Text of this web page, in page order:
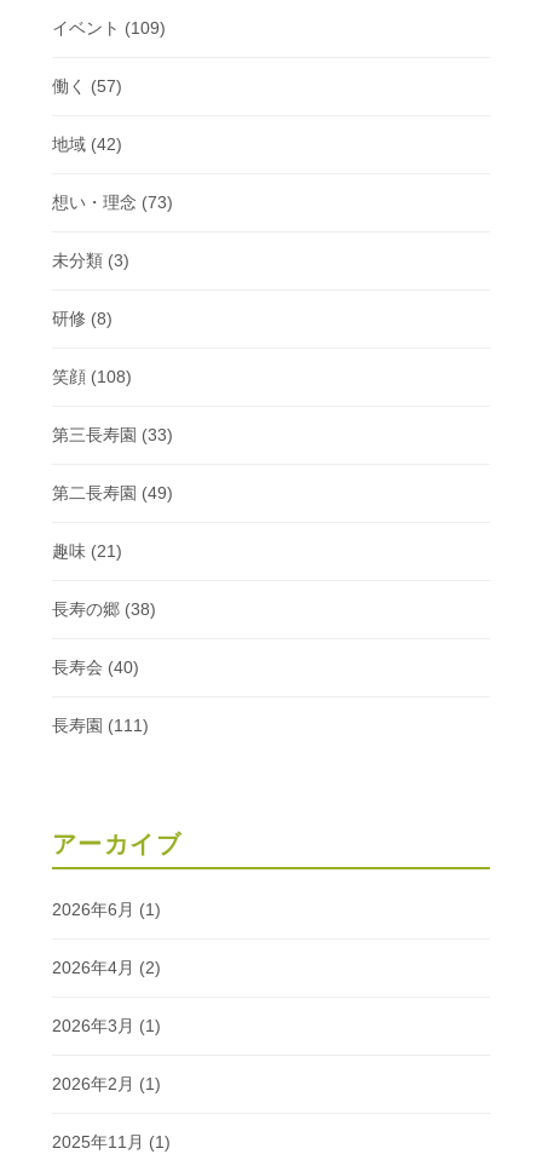
イベント (109)
働く (57)
地域(42)
想い・理念 (73)
未分類(3)
研修 (8)
笑顔(108)
第三長寿園 (33)
第二長寿園 (49)
趣味(21)
長寿の郷(38)
長寿会 (40)
長寿園 (111)
アーカイブ
2026年6月 (1)
2026年4月 (2)
2026年3月 (1)
2026年2月 (1)
2025年11月 (1)